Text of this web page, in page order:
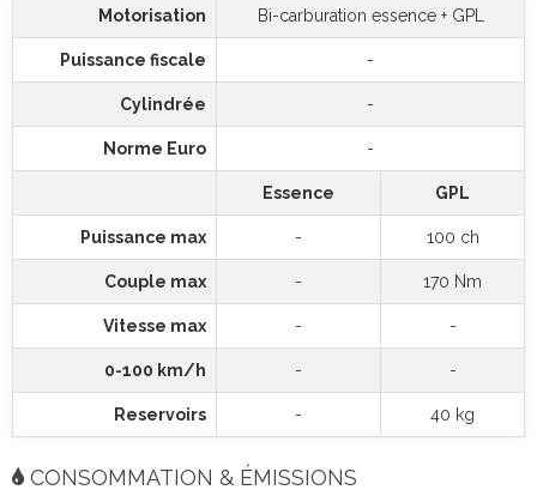
Motorisation Bi-carburation essence + GPL
Puissance fiscale -
Cylindrée -
Norme Euro -
Essence GPL
Puissance max - 100 ch
Couple max - 170 Nm
Vitesse max - -
0-100 km/h - -
Reservoirs - 40 kg
CONSOMMATION & ÉMISSIONS